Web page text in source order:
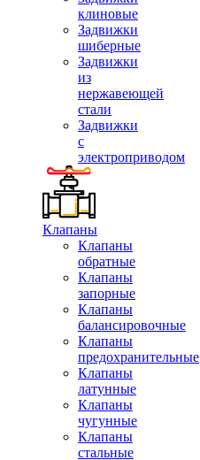
клиновые
Задвижки
шиберные
Задвижки
из
нержавеющей
стали
Задвижки
с
электроприводом
Клапаны
Клапаны
обратные
Клапаны
запорные
Клапаны
балансировочные
Клапаны
предохранительные
Клапаны
латунные
Клапаны
чугунные
Клапаны
стальные